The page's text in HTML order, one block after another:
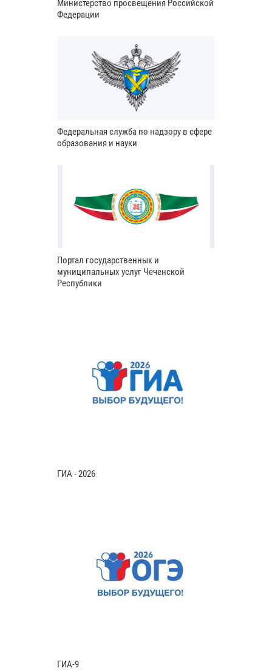
Министерство просвещения Российской
Федерации
Федеральная служба по надзору в сфере
образования и науки
Портал государственных и
муниципальных услуг Чеченской
Республики
ГИА - 2026
ГИА-9